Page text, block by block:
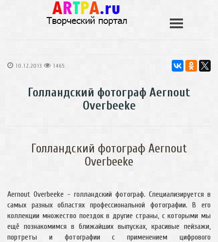
10.12.2013 1465
Голландский фотограф Aernout
Overbeeke
Голландский фотограф Aernout
Overbeeke
Aernout Overbeeke - голландский фотограф. Специализируется в
самых разных областях профессиональной фотографии. В его
коллекции множество поездок в другие страны, с которыми мы
ещё познакомимся в ближайших выпусках, красивые пейзажи,
портреты и фотографии с применением цифрового